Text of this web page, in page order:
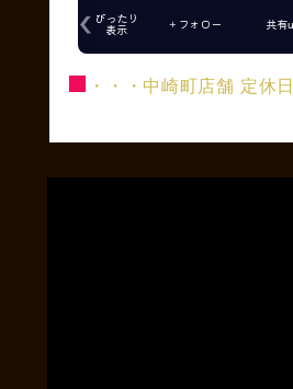
■ ・・・中崎町店舗 定休日